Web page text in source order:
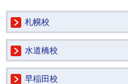
札幌校
水道橋校
早稲田校